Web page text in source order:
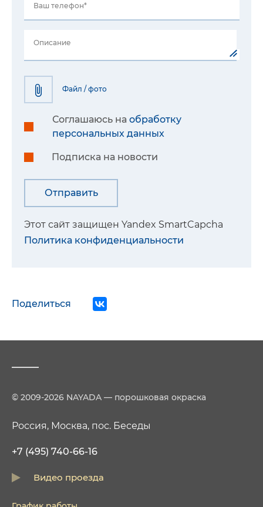
Ваш телефон*
Описание
Файл / фото
Соглашаюсь на обработку
персональных данных
Подписка на новости
Этот сайт защищен Yandex SmartCapcha
Политика конфиденциальности
Поделиться
© 2009-2026 NAYADA — порошковая окраска
Россия, Москва, пос. Беседы
+7 (495) 740-66-16
Видео проезда